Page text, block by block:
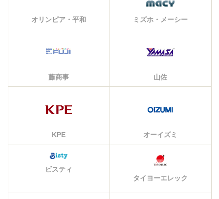
オリンピア・平和 ミズホ・メーシー
藤商事 山佐
KPE オーイズミ
ビスティ
タイヨーエレック